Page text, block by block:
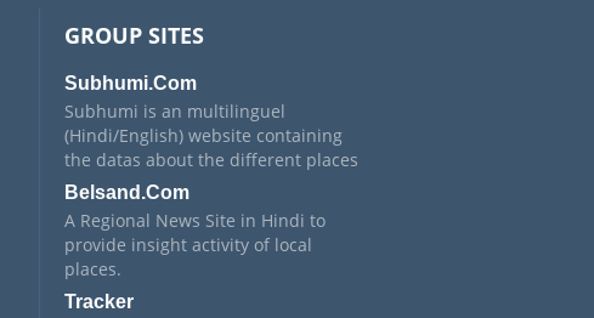
GROUP SITES
Subhumi.Com
Subhumi is an multilinguel
(Hindi/English) website containing
the datas about the different places
Belsand.Com
A Regional News Site in Hindi to
provide insight activity of local
places.
Tracker